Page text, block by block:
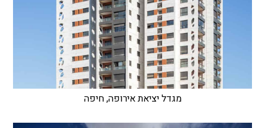
מגדל יציאת אירופה, חיפה